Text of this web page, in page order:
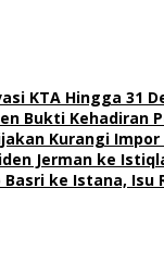
KTA Hingga 31
Bukti Kehadiran
Kurangi Impor
Jerman ke
ke Istana, Isu